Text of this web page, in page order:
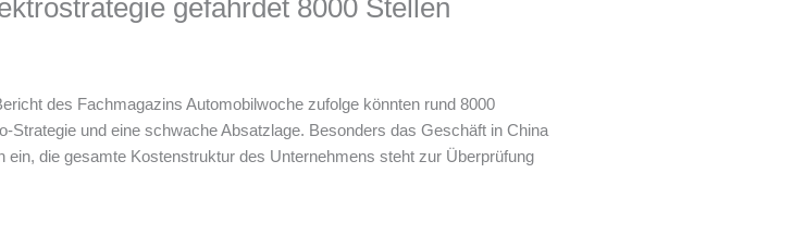
gefährdet 8000 Stellen
des Fachmagazins Automobilwoche zufolge könnten rund 8000
Strategie und eine schwache Absatzlage. Besonders das Geschäft in China
die gesamte Kostenstruktur des Unternehmens steht zur Überprüfung